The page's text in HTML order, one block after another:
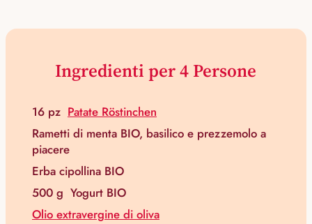
Ingredienti per 4 Persone
16 pz Patate Röstinchen
Rametti di menta BIO, basilico e prezzemolo a
piacere
Erba cipollina BIO
500 g Yogurt BIO
Olio extravergine di oliva